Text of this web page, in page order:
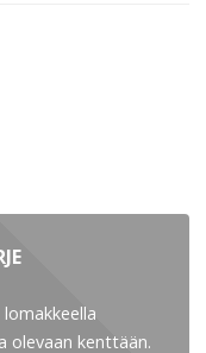
olevaan kenttään.